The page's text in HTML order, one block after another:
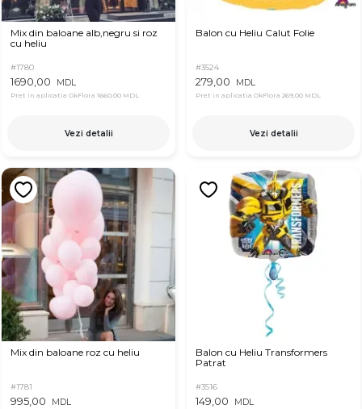
Mix din baloane alb,negru si roz
cu heliu
#1780
1690,00 MDL
Pret in aplicatia OkFlora 1660,00 MDL
Vezi detalii
Balon cu Heliu Calut Folie
#3524
279,00 MDL
Pret in aplicatia OkFlora 269,00 MDL
Vezi detalii
Mix din baloane roz cu heliu
#1781
995,00 MDL
Balon cu Heliu Transformers
Patrat
#3516
149,00 MDL